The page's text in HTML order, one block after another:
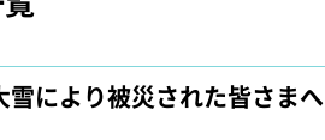
により被災された皆さまへ